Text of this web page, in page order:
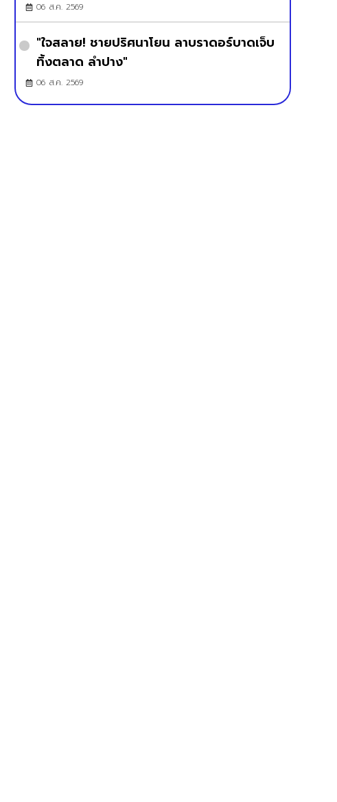
06 ส.ค. 2569
"ใจสลาย! ชายปริศนาโยน ลาบราดอร์บาดเจ็บ
ทิ้งตลาด ลำปาง"
06 ส.ค. 2569